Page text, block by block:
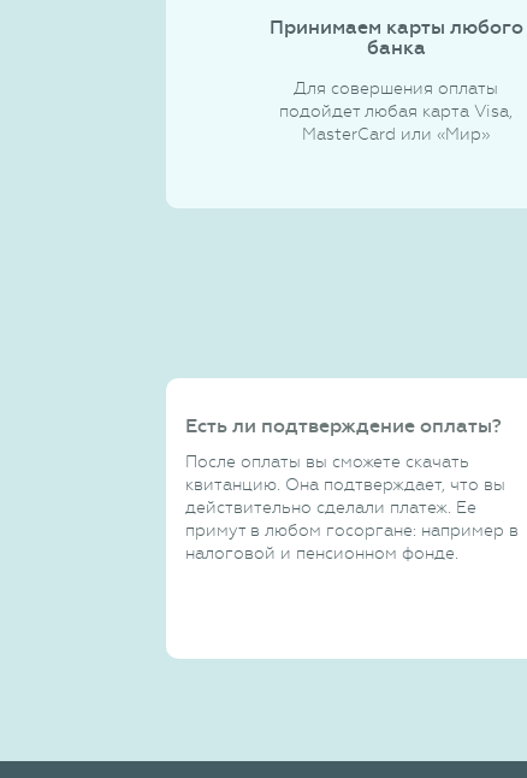
Принимаем карты любого
банка
Для совершения оплаты
подойдет любая карта Visa,
MasterCard или «Мир»
Есть ли подтверждение оплаты?
После оплаты вы сможете скачать
квитанцию. Она подтверждает, что вы
действительно сделали платеж. Ее
примут в любом госоргане: например в
налоговой и пенсионном фонде.